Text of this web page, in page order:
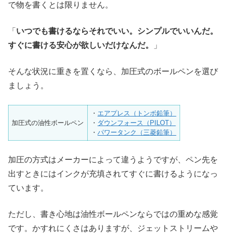
で物を書くとは限りません。
「 いつでも書けるならそれでいい。シンプルでいいんだ。
すぐに書ける安心が欲しいだけなんだ。
」
そんな状況に重きを置くなら、加圧式のボールペンを選び
ましょう。
加圧式の油性ボールペン
・ エアプレス（トンボ鉛筆）
・ ダウンフォース（PILOT）
・パワータンク（三菱鉛筆）
加圧の方式はメーカーによって違うようですが、ペン先を
出すときにはインクが充填されてすぐに書けるようになっ
ています。
ただし、書き心地は油性ボールペンならではの重めな感覚
です。かすれにくさはありますが、ジェットストリームや